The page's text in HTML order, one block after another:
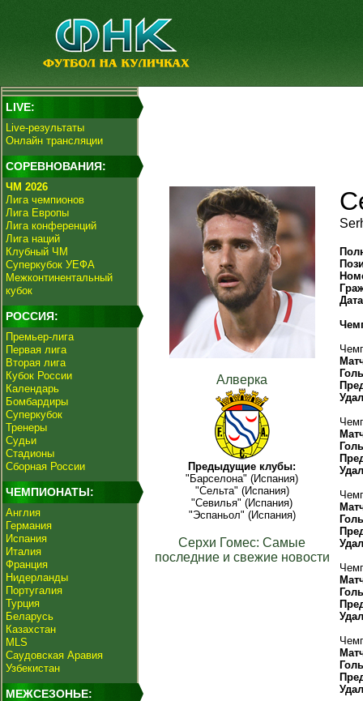
LIVE:
Live-результаты
Онлайн трансляции
СОРЕВНОВАНИЯ:
ЧМ 2026
Лига чемпионов
Лига Европы
Лига конференций
Лига наций
Клубный ЧМ
Суперкубок УЕФА
Межконтинентальный
кубок
РОССИЯ:
Премьер-лига
Первая лига
Вторая лига
Кубок России
Календарь
Бомбардиры
Суперкубок
Тренеры
Судьи
Стадионы
Сборная России
ЧЕМПИОНАТЫ:
Англия
Германия
Испания
Италия
Франция
Нидерланды
Португалия
Турция
Беларусь
Казахстан
MLS
Саудовская Аравия
Узбекистан
МЕЖСЕЗОНЬЕ:
Алверка
Предыдущие клубы:
"Барселона" (Испания)
"Сельта" (Испания)
"Севилья" (Испания)
"Эспаньол" (Испания)
Серхи Гомес: Самые
последние и свежие новости